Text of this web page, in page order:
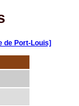
de Port-Louis]